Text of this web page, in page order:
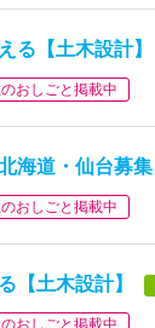
る【土木設計】
おしごと掲載中
海道・仙台募集
おしごと掲載中
【土木設計】
おしごと掲載中